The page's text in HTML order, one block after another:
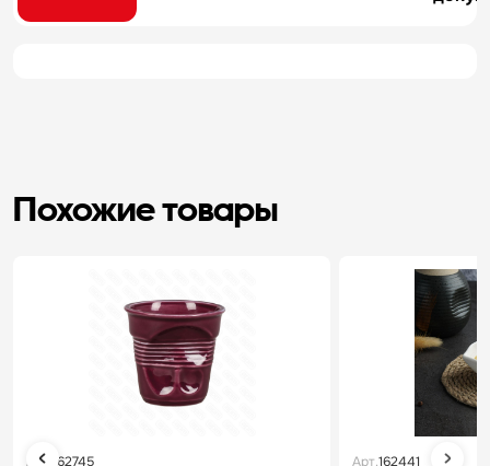
Похожие товары
Арт. 162745 Арт.162441